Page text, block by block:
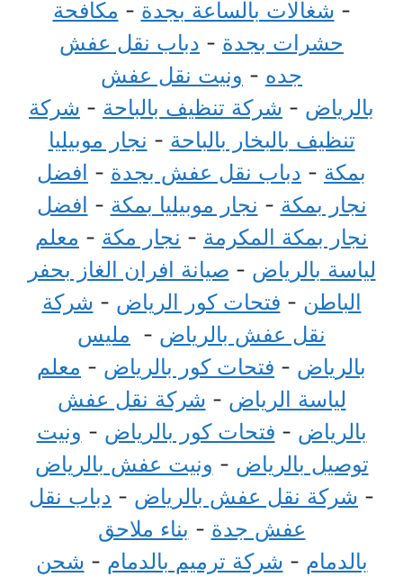
- شغالات بالساعة بجدة - مكافحة
حشرات بجدة - دباب نقل عفش
جده - ونيت نقل عفش
بالرياض - شركة تنظيف بالباحة - شركة
تنظيف بالبخار بالباحة - نجار موبيليا
بمكة - دباب نقل عفش بجدة - افضل
نجار بمكة - نجار موبيليا بمكة - افضل
نجار بمكة المكرمة - نجار مكة - معلم
لياسة بالرياض - صيانة افران الغاز بحفر
الباطن - فتحات كور الرياض - شركة
نقل عفش بالرياض - مليس
بالرياض - فتحات كور بالرياض - معلم
لياسة الرياض - شركة نقل عفش
بالرياض - فتحات كور بالرياض - ونيت
توصيل بالرياض - ونيت عفش بالرياض
- شركة نقل عفش بالرياض - دباب نقل
عفش جدة - بناء ملاحق
بالدمام - شركة ترميم بالدمام - شحن